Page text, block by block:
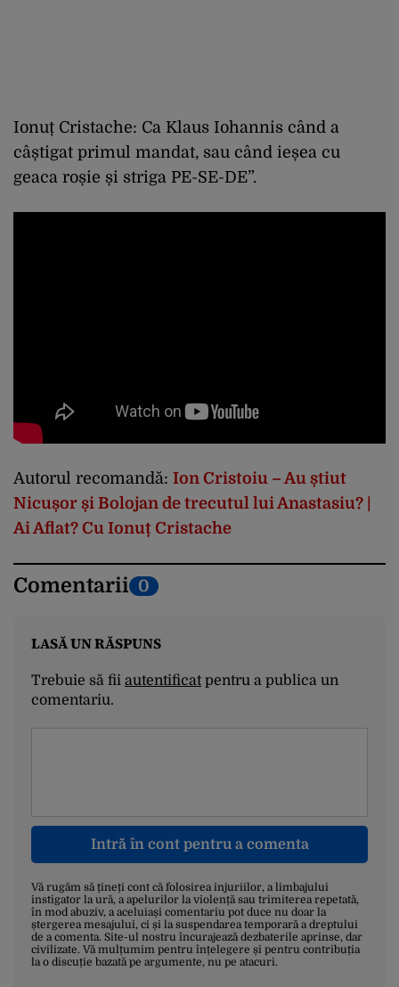
Ionuț Cristache: Ca Klaus Iohannis când a
câștigat primul mandat, sau când ieșea cu
geaca roșie și striga PE-SE-DE”.
Autorul recomandă: Ion Cristoiu – Au știut
Nicușor și Bolojan de trecutul lui Anastasiu? |
Ai Aflat? Cu Ionuț Cristache
Comentarii 0
LASĂ UN RĂSPUNS
Trebuie să fii autentificatpentru a publica un
comentariu.
Intră în cont pentru a comenta
Vă rugăm să țineți cont că folosirea injuriilor, a limbajului
instigator la ură, a apelurilor la violență sau trimiterea repetată,
în mod abuziv, a aceluiași comentariu pot duce nu doar la
ștergerea mesajului, ci și la suspendarea temporară a dreptului
de a comenta. Site-ul nostru încurajează dezbaterile aprinse, dar
civilizate. Vă mulțumim pentru înțelegere și pentru contribuția
la o discuție bazată pe argumente, nu pe atacuri.